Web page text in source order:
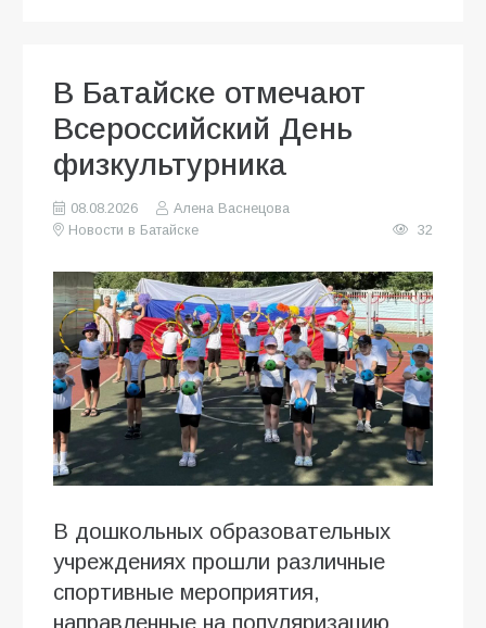
В Батайске отмечают
Всероссийский День
физкультурника
08.08.2026
Алена Васнецова
Новости в Батайске
32
В дошкольных образовательных
учреждениях прошли различные
спортивные мероприятия,
направленные на популяризацию